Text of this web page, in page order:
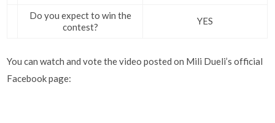
Do you expect to win the
contest?
YES
You can watch and vote the video posted on Mili Dueli’s official
Facebook page: